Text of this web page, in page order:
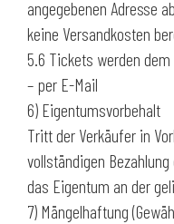
angegebenen Adresse
keine Versandkosten
5.6 Tickets werden
– per E-Mail
6) Eigentumsvorbehalt
Tritt der Verkäufer in
vollständigen
das Eigentum an der
7) Mängelhaftung